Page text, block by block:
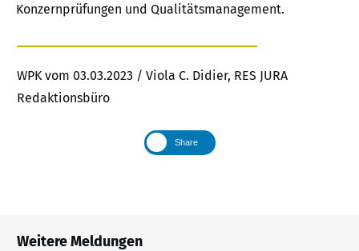
Konzernprüfungen und Qualitätsmanagement.
WPK vom 03.03.2023 / Viola C. Didier, RES JURA
Redaktionsbüro
Share
Weitere Meldungen